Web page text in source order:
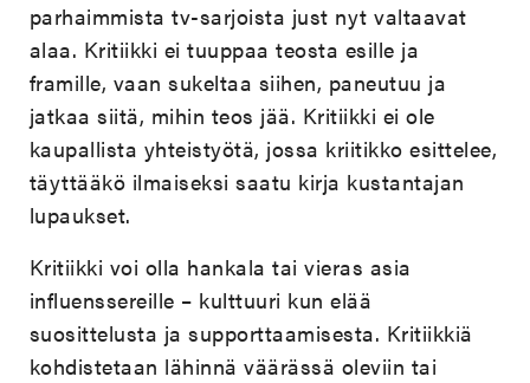
parhaimmista tv-sarjoista just nyt valtaavat
alaa. Kritiikki ei tuuppaa teosta esille ja
framille, vaan sukeltaa siihen, paneutuu ja
jatkaa siitä, mihin teos jää. Kritiikki ei ole
kaupallista yhteistyötä, jossa kriitikko esittelee,
täyttääkö ilmaiseksi saatu kirja kustantajan
lupaukset.
Kritiikki voi olla hankala tai vieras asia
influenssereille – kulttuuri kun elää
suosittelusta ja supporttaamisesta. Kritiikkiä
kohdistetaan lähinnä väärässä oleviin tai